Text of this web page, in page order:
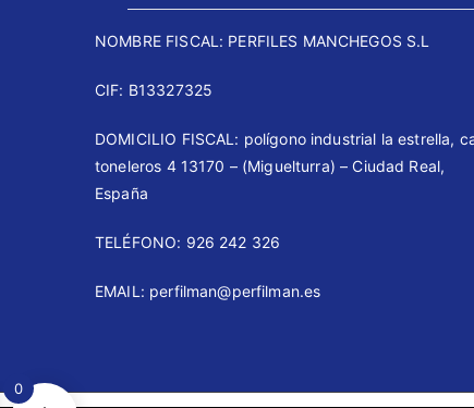
NOMBRE FISCAL: PERFILES MANCHEGOS S.L
CIF: B13327325
DOMICILIO FISCAL: polígono industrial la estrella,
toneleros 4 13170 – (Miguelturra) – Ciudad Real,
España
TELÉFONO: 926 242 326 ⠀⠀
EMAIL: perfilman@perfilman.es
0